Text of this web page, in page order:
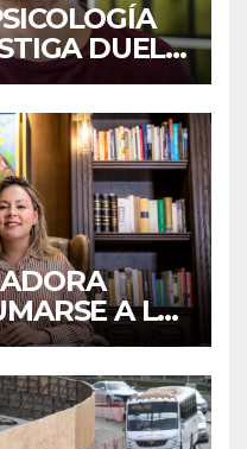
DUELO
DE
A LA
DE